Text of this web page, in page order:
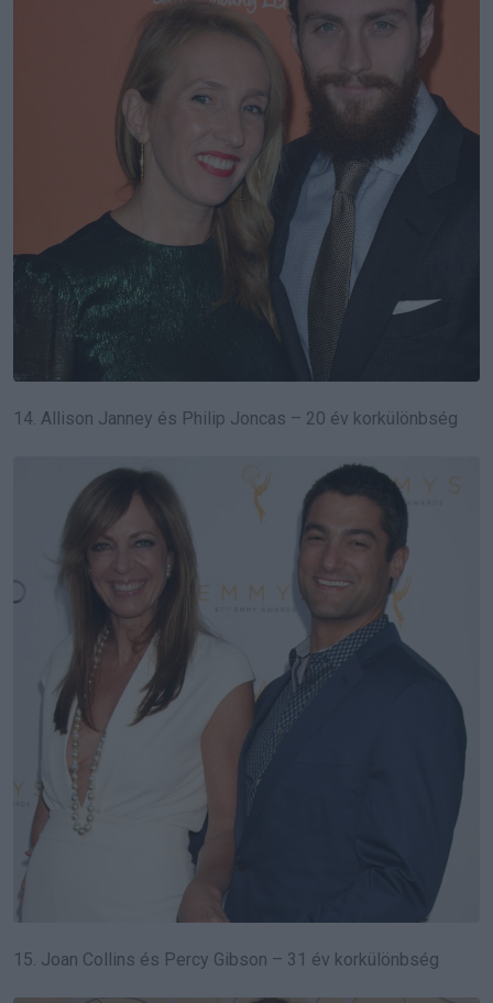
14. Allison Janney és Philip Joncas – 20 év korkülönbség
15. Joan Collins és Percy Gibson – 31 év korkülönbség